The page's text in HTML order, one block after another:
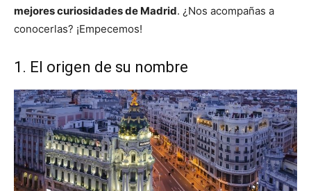
mejores curiosidades de Madrid. ¿Nos acompañas a
conocerlas? ¡Empecemos!
1. El origen de su nombre